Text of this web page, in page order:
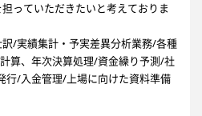
っていただきたいと考えておりま
/実績集計・予実差異分析業務/各種
算、年次決算処理/資金繰り予測/社
行/入金管理/上場に向けた資料準備